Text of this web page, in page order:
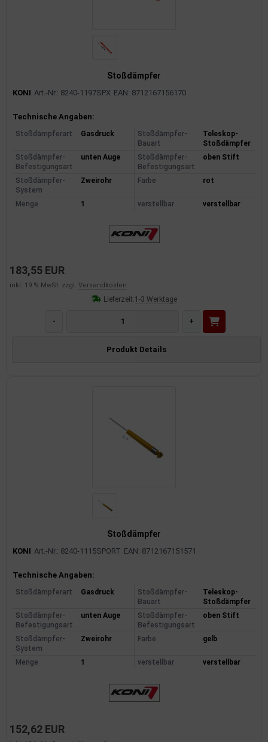
Stoßdämpfer
KONI Art.-Nr.: 8240-1197SPX EAN: 8712167156170
Produktinformationen
Technische Angaben:
Stoßdämpferart Gasdruck
Stoßdämpfer-
Bauart
Teleskop-
Stoßdämpfer
Stoßdämpfer-
Befestigungsart
unten Auge
Stoßdämpfer-
Befestigungsart
oben Stift
Stoßdämpfer-
System
Zweirohr Farbe rot
Menge 1 verstellbar verstellbar
183,55 EUR
inkl. 19 % MwSt. zzgl. Versandkosten
Lieferzeit:1-3 Werktage
- +
Produkt Details
Stoßdämpfer
KONI Art.-Nr.: 8240-1115SPORT EAN: 8712167151571
Produktinformationen
Technische Angaben:
Stoßdämpferart Gasdruck
Stoßdämpfer-
Bauart
Teleskop-
Stoßdämpfer
Stoßdämpfer-
Befestigungsart
unten Auge
Stoßdämpfer-
Befestigungsart
oben Stift
Stoßdämpfer-
System
Zweirohr Farbe gelb
Menge 1 verstellbar verstellbar
152,62 EUR